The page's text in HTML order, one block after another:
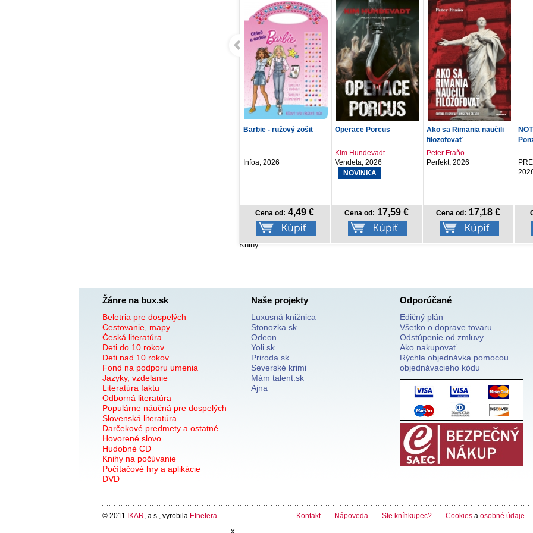
Operace Porcus
Vendeta, 2026
Cena od:17,59 €
Ako sa Rimania naučili
Peter Fraňo
Perfekt, 2026
Cena od: 17,18 €
NOTIQUE Denný diár
Ponza 2027, svetlomod...
PRESCOGROUP SK,
Cena od: 6,57 €
Knihy
Žánre na bux.sk
Beletria pre dospelých
Cestovanie, mapy
Česká literatúra
Deti do 10 rokov
Deti nad 10 rokov
Fond na podporu umenia
Jazyky, vzdelanie
Literatúra faktu
Odborná literatúra
Populárne náučná pre dospelých
Slovenská literatúra
Darčekové predmety a ostatné
Hovorené slovo
Hudobné CD
Knihy na počúvanie
Počítačové hry a aplikácie
DVD
Naše projekty
Luxusná knižnica
Stonozka.sk
Odeon
Yoli.sk
Priroda.sk
Severské krimi
Mám talent.sk
Ajna
Odporúčané
Edičný plán
Všetko o doprave tovaru
Odstúpenie od zmluvy
Ako nakupovať
Rýchla objednávka pomocou
objednávacieho kódu
© 2011 IKAR , a.s., vyrobila Etnetera Kontakt Nápoveda Ste kníhkupec? Cookies a osobné údaje
x